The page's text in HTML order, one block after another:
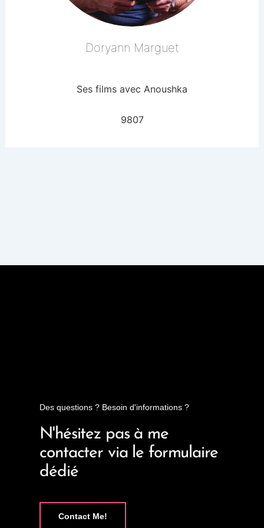
Doryann Marguet
Ses films avec Anoushka
9807
Des questions ? Besoin d'informations ?
N'hésitez pas à me
contacter via le formulaire
dédié
Contact Me!